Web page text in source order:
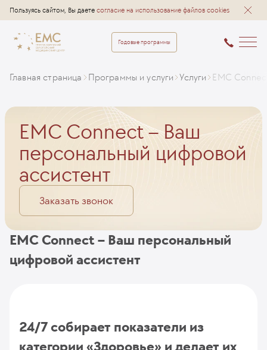
Пользуясь сайтом, Вы даете согласие на использование файлов cookies
Годовые программы
Главная страница Программы и услуги Услуги EMC
EMC Connect – Ваш
персональный цифровой
ассистент
Заказать звонок
EMC Connect – Ваш персональный
цифровой ассистент
24/7 собирает показатели из
категории «Здоровье» и делает их